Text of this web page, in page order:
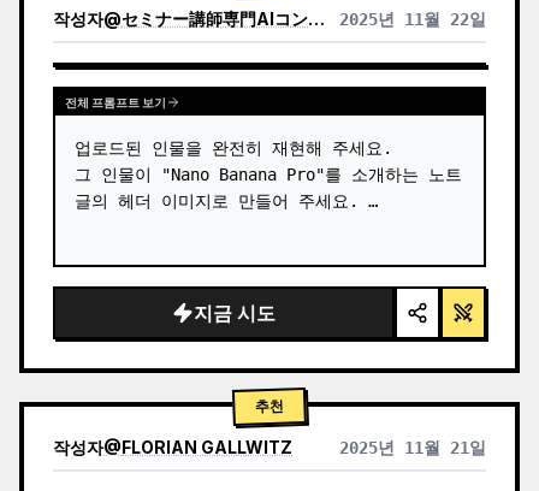
2) 색상 팔레트 (히어로 색상에서 파생):
→ 제품 + 악센트: 완전 채도 히어로 색상
→ 아이콘, 테두리: 채도가 낮은 히어로 색상
(채도 3…
작성자@セミナー講師専門AIコンシェルジュ｜工藤 晶 2025년 11월 22일
다른 모델 결과 보기
전체 프롬프트 보기
업로드된 인물을 완전히 재현해 주세요.
그 인물이 "Nano Banana Pro"를 소개하는 노트
글의 헤더 이미지로 만들어 주세요. …
지금 시도
추천
작성자@FLORIAN GALLWITZ 2025년 11월 21일